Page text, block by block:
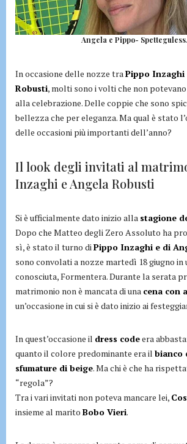
Angela e Pippo-
In occasione delle nozze traPippo Inzaghi
Robusti, molti sono i volti che non
alla celebrazione. Delle coppie che sono
bellezza che per eleganza. Ma qual è stato
delle occasioni più importanti dell’anno?
Il look degli invitati al
Inzaghi e Angela Robusti
Si è ufficialmente dato inizio alla stagione
Dopo che Matteo degli Zero Assoluto ha
sì, è stato il turno diPippo Inzaghi e di
sono convolati a nozze martedì 18 giugno
conosciuta, Formentera. Durante la serata
matrimonio non è mancata di una cena con
un’occasione in cui si è dato inizio ai
In quest’occasione il dress codeera
quanto il colore predominante era il bianco
sfumature di beige. Ma chi è che ha
“regola”?
Tra i vari invitati non poteva mancare lei,
insieme al marito Bobo Vieri.